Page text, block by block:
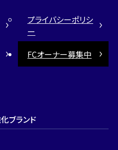
プライバシーポリシ
ー
FCオーナー募集中
ブランド